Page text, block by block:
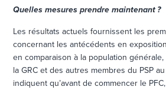
Quelles mesures prendre maintenant ?
Les résultats actuels fournissent les
concernant les antécédents en
en comparaison à la population
la GRC et des autres membres du PSP
indiquent qu’avant de commencer le